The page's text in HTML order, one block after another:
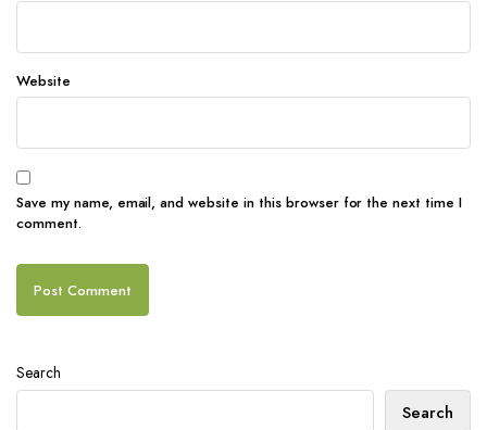
Website
Save my name, email, and website in this browser for the next time I
comment.
Search
Search